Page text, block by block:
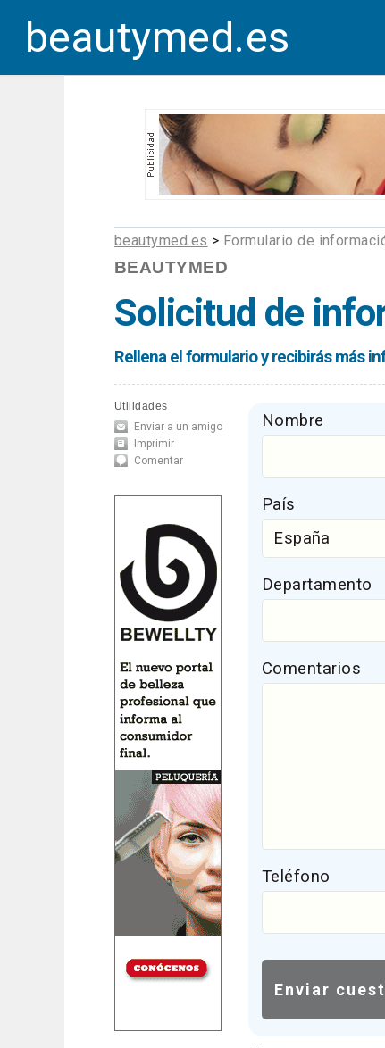
beautymed.es
beautymed.es > Formulario de
BEAUTYMED
Solicitud de
Rellena el formulario y recibirás más
Utilidades
Enviar a un amigo
Imprimir
Comentar
Nombre
País
Departamento
Comentarios
Teléfono